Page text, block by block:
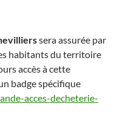
sera assurée par
habitants du territoire
accès à cette
badge spécifique
acces-decheterie-